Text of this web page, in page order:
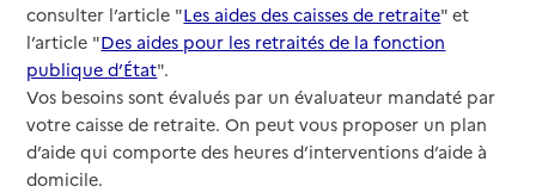
consulter l’article "Les aides des caisses de retraite" et
l’article "Des aides pour les retraités de la fonction
publique d’État".
Vos besoins sont évalués par un évaluateur mandaté par
votre caisse de retraite. On peut vous proposer un plan
d’aide qui comporte des heures d’interventions d’aide à
domicile.